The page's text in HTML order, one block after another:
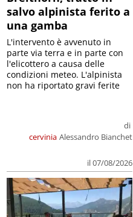
salvo alpinista ferito a
una gamba
cervinia
di
Alessandro Bianchet
il 07/08/2026
L'intervento è avvenuto in
parte via terra e in parte con
l'elicottero a causa delle
condizioni meteo. L'alpinista
non ha riportato gravi ferite